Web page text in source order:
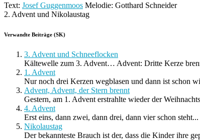
Text: Josef Guggenmoos Melodie: Gotthard Schneider
2. Advent und Nikolaustag
Verwandte Beiträge (SK)
3. Advent und Schneeflocken
Kältewelle zum 3. Advent… Advent: Dritte Kerze
1. Advent
Nur noch drei Kerzen wegblasen und dann ist schon
Advent, Advent, der Stern brennt
Gestern, am 1. Advent erstrahlte wieder der
4. Advent
Erst eins, dann zwei, dann drei, dann vier schon steht...
Nikolaustag
Der bekannteste Brauch ist der, dass die Kinder ihre